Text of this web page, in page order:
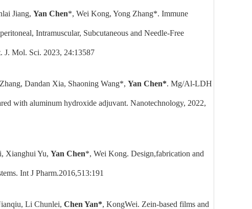
Jiang, Yan Chen*, Wei Kong, Yong Zhang*. Immune
Intramuscular, Subcutaneous and Needle-Free
J. Mol. Sci. 2023, 24:13587
Dandan Xia, Shaoning Wang*, Yan Chen*. Mg/Al-LDH
with aluminum hydroxide adjuvant. Nanotechnology, 2022,
Xianghui Yu, Yan Chen*, Wei Kong. Design,fabrication and
Int J Pharm.2016,513:191
Li Chunlei, Chen Yan*, KongWei. Zein-based films and